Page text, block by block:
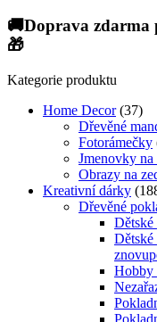
🚚Doprava zdarma
🎁
Kategorie produktu
Home Decor (37)
Dřevěné
Fotorámečky
Jmenovky na
Obrazy na
Kreativní dárky
Dřevěné
Hobby